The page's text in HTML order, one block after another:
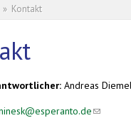
hier
» Kontakt
Andreas
(link